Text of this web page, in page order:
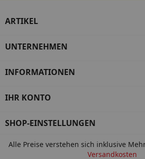
ARTIKEL
UNTERNEHMEN
INFORMATIONEN
IHR KONTO
SHOP-EINSTELLUNGEN
Alle Preise verstehen sich inklusive
Versandkosten